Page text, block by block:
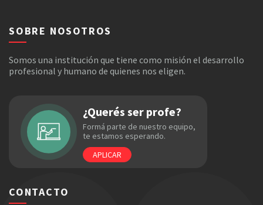
SOBRE NOSOTROS
Somos una institución que tiene como misión el desarrollo
profesional y humano de quienes nos eligen.
¿Querés ser profe?
Formá parte de nuestro equipo,
te estamos esperando.
APLICAR
CONTACTO